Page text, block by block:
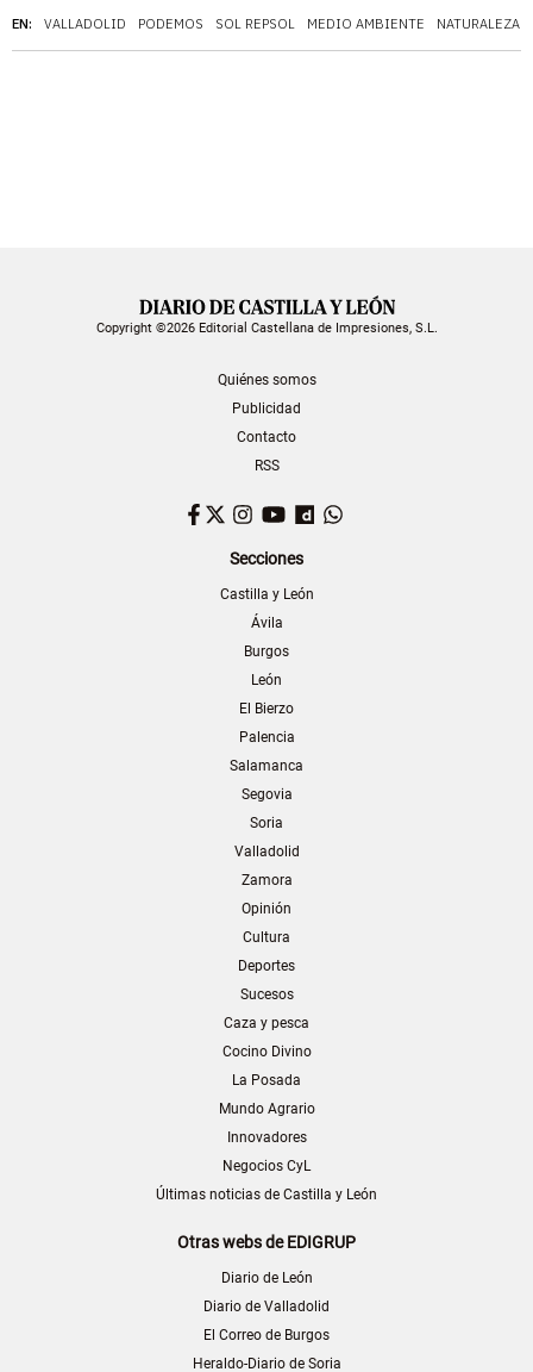
EN: VALLADOLID PODEMOS SOL REPSOL MEDIO AMBIENTE NATURALEZA
Copyright ©2026 Editorial Castellana de Impresiones, S.L.
Quiénes somos
Publicidad
Contacto
RSS
Facebook
TwitterInstagram
YouTubeDailymotion
Secciones
Castilla y León
Ávila
Burgos
León
El Bierzo
Palencia
Salamanca
Segovia
Soria
Valladolid
Zamora
Opinión
Cultura
Deportes
Sucesos
Caza y pesca
Cocino Divino
La Posada
Mundo Agrario
Innovadores
Negocios CyL
Últimas noticias de Castilla y León
Otras webs de EDIGRUP
Diario de León
Diario de Valladolid
El Correo de Burgos
Heraldo-Diario de Soria